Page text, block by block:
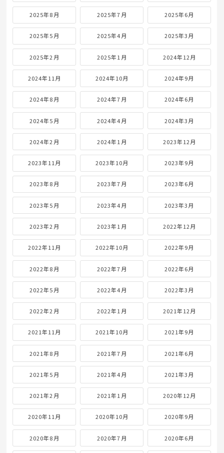
2025年8月 2025年7月 2025年6月
2025年5月 2025年4月 2025年3月
2025年2月 2025年1月 2024年12月
2024年11月 2024年10月 2024年9月
2024年8月 2024年7月 2024年6月
2024年5月 2024年4月 2024年3月
2024年2月 2024年1月 2023年12月
2023年11月 2023年10月 2023年9月
2023年8月 2023年7月 2023年6月
2023年5月 2023年4月 2023年3月
2023年2月 2023年1月 2022年12月
2022年11月 2022年10月 2022年9月
2022年8月 2022年7月 2022年6月
2022年5月 2022年4月 2022年3月
2022年2月 2022年1月 2021年12月
2021年11月 2021年10月 2021年9月
2021年8月 2021年7月 2021年6月
2021年5月 2021年4月 2021年3月
2021年2月 2021年1月 2020年12月
2020年11月 2020年10月 2020年9月
2020年8月 2020年7月 2020年6月